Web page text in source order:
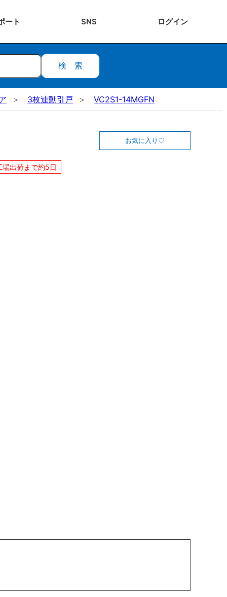
ート SNS ログイン
検索
3枚連動引戸 VC2S1-14MGFN
お気に入り
場出荷まで約5日